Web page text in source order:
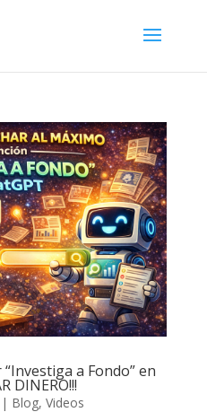
a Fondo” en
DINERO!!!
| Blog, Videos